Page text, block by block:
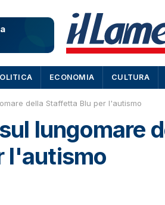
ECONOMIA CULTURA
della Staffetta Blu per l'autismo
lungomare
l'autismo